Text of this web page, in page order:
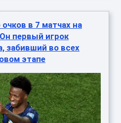
в 7 матчах на
первый игрок
забивший во всех
этапе